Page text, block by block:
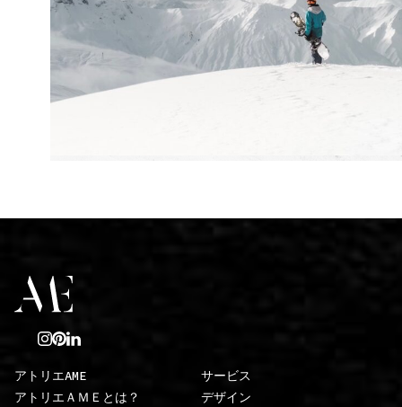
アトリエAME
アトリエＡＭＥとは？
サービス
デザイン